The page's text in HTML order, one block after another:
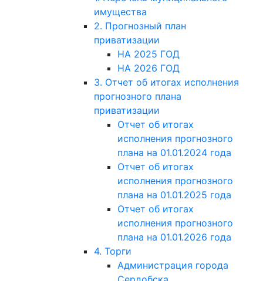
имущества
2. Прогнозный план
приватизации
НА 2025 ГОД
НА 2026 ГОД
3. Отчет об итогах исполнения
прогнозного плана
приватизации
Отчет об итогах
исполнения прогнозного
плана на 01.01.2024 года
Отчет об итогах
исполнения прогнозного
плана на 01.01.2025 года
Отчет об итогах
исполнения прогнозного
плана на 01.01.2026 года
4. Торги
Администрация города